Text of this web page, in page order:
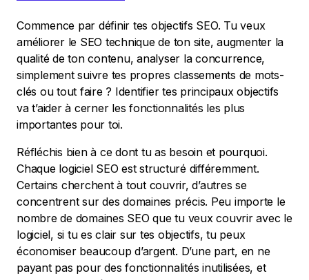
Commence par définir tes objectifs SEO. Tu veux
améliorer le SEO technique de ton site, augmenter la
qualité de ton contenu, analyser la concurrence,
simplement suivre tes propres classements de mots-
clés ou tout faire ? Identifier tes principaux objectifs
va t’aider à cerner les fonctionnalités les plus
importantes pour toi.
Réfléchis bien à ce dont tu as besoin et pourquoi.
Chaque logiciel SEO est structuré différemment.
Certains cherchent à tout couvrir, d’autres se
concentrent sur des domaines précis. Peu importe le
nombre de domaines SEO que tu veux couvrir avec le
logiciel, si tu es clair sur tes objectifs, tu peux
économiser beaucoup d’argent. D’une part, en ne
payant pas pour des fonctionnalités inutilisées, et